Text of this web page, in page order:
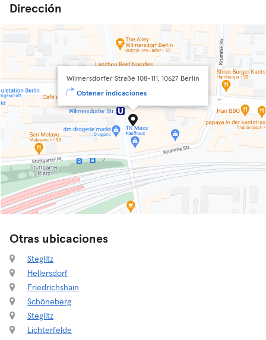
Dirección
Wilmersdorfer Straße 108-111, 10627 Berlin
Obtener indicaciones
Otras ubicaciones
Steglitz
Hellersdorf
Friedrichshain
Schöneberg
Steglitz
Lichterfelde